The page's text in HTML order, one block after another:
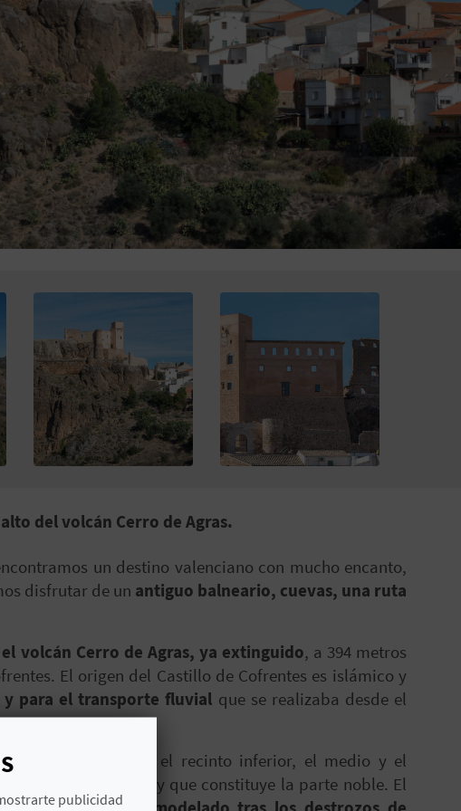
del volcán Cerro de Agras.
un destino valenciano con mucho encanto,
disfrutar de un antiguo balneario, cuevas, una ruta
el volcán Cerro de Agras, ya extinguido, a 394 metros
El origen del Castillo de Cofrentes es islámico y
para el transporte fluvial que se realizaba desde el
diferenciadas: el recinto inferior, el medio y el
del patio de armas y que constituye la parte noble. El
publicidad